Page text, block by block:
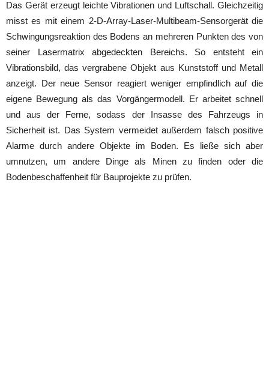
Das Gerät erzeugt leichte Vibrationen und Luftschall. Gleichzeitig
misst es mit einem 2-D-Array-Laser-Multibeam-Sensorgerät die
Schwingungsreaktion des Bodens an mehreren Punkten des von
seiner Lasermatrix abgedeckten Bereichs. So entsteht ein
Vibrationsbild, das vergrabene Objekt aus Kunststoff und Metall
anzeigt. Der neue Sensor reagiert weniger empfindlich auf die
eigene Bewegung als das Vorgängermodell. Er arbeitet schnell
und aus der Ferne, sodass der Insasse des Fahrzeugs in
Sicherheit ist. Das System vermeidet außerdem falsch positive
Alarme durch andere Objekte im Boden. Es ließe sich aber
umnutzen, um andere Dinge als Minen zu finden oder die
Bodenbeschaffenheit für Bauprojekte zu prüfen.